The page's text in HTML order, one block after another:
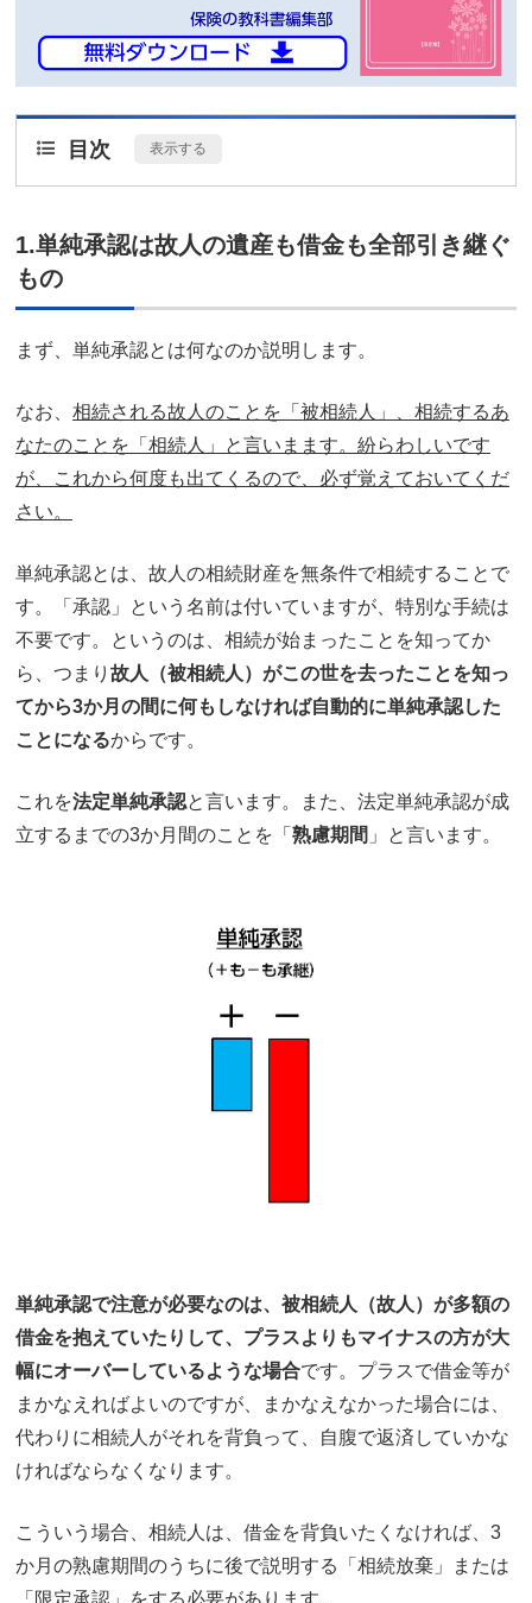
目次 表示する
1.単純承認は故人の遺産も借金も全部引き継ぐ
もの
まず、単純承認とは何なのか説明します。
なお、 相続される故人のことを「被相続人」、相続するあ
なたのことを「相続人」と言いまます。紛らわしいです
が、これから何度も出てくるので、必ず覚えておいてくだ
さい。
単純承認とは、故人の相続財産を無条件で相続することで
す。「承認」という名前は付いていますが、特別な手続は
不要です。というのは、相続が始まったことを知ってか
ら、つまり 故人（被相続人）がこの世を去ったことを知っ
てから3か月の間に何もしなければ自動的に単純承認した
ことになるからです。
これを法定単純承認と言います。また、法定単純承認が成
立するまでの3か月間のことを「 熟慮期間 」と言います。
単純承認で注意が必要なのは、被相続人（故人）が多額の
借金を抱えていたりして、プラスよりもマイナスの方が大
幅にオーバーしているような場合です。プラスで借金等が
まかなえればよいのですが、まかなえなかった場合には、
代わりに相続人がそれを背負って、自腹で返済していかな
ければならなくなります。
こういう場合、相続人は、借金を背負いたくなければ、3
か月の熟慮期間のうちに後で説明する「相続放棄」または
「限定承認」をする必要があります。